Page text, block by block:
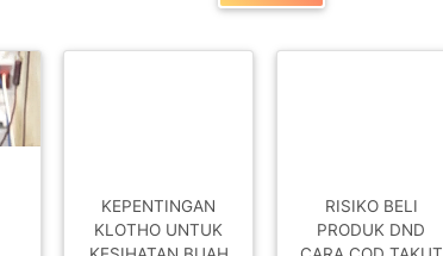
KEPENTINGAN
KLOTHO UNTUK
RISIKO BELI
PRODUK DND